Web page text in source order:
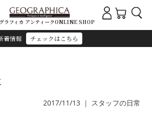
着情報 チェックはこちら
ラフィカ アンティークONLINE SHOP
2017/11/13 ｜ スタッフの日常